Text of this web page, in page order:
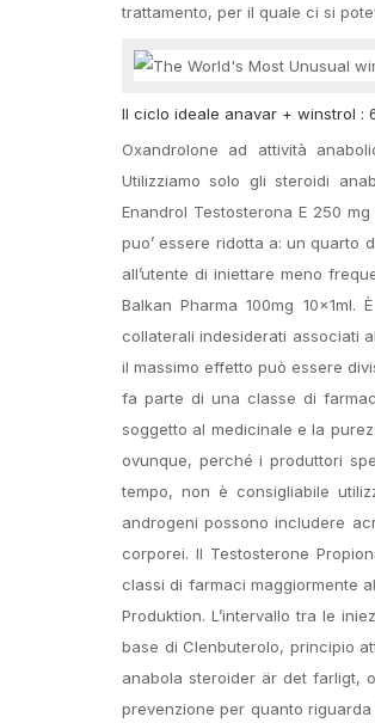
trattamento, per il quale ci si
Il ciclo ideale anavar + winstrol :
Oxandrolone ad attività
Utilizziamo solo gli steroidi
Enandrol Testosterona E 250
puo’ essere ridotta a: un quarto
all’utente di iniettare meno
Balkan Pharma 100mg
collaterali indesiderati associati
il massimo effetto può essere
fa parte di una classe di
soggetto al medicinale e la
ovunque, perché i produttori
tempo, non è consigliabile
androgeni possono includere
corporei. Il Testosterone
classi di farmaci maggiormente
Produktion. L’intervallo tra le
base di Clenbuterolo, principio
anabola steroider är det farligt,
prevenzione per quanto riguarda